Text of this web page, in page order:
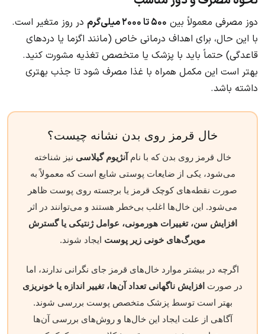
دوز مصرفی معمولاً بین ۵۰۰ تا ۲۰۰۰ میلی‌گرم
در روز متغیر است.
با این حال، برای اهداف درمانی خاص (مانند اگزما یا دردهای
قاعدگی) حتماً باید با پزشک یا متخصص تغذیه مشورت کنید.
بهتر است این مکمل همراه با غذا مصرف شود تا جذب بهتری
داشته باشد.
خال قرمز روی بدن نشانه چیست؟
خال قرمز روی بدن که با نام آنژیوم گیلاسی نیز شناخته
می‌شود، یکی از ضایعات پوستی شایع است که معمولاً به
صورت نقطه‌های کوچک قرمز یا برجسته روی پوست ظاهر
می‌شود. این خال‌ها اغلب بی‌خطر هستند و می‌توانند در اثر
افزایش سن، تغییرات هورمونی، عوامل ژنتیکی یا گسترش
مویرگ‌های خونی زیر پوست ایجاد شوند.
اگرچه در بیشتر موارد خال‌های قرمز جای نگرانی ندارند، اما
در صورت افزایش ناگهانی تعداد آن‌ها، تغییر اندازه یا خونریزی
بهتر است توسط پزشک متخصص پوست بررسی شوند.
آگاهی از علت ایجاد این خال‌ها و روش‌های بررسی آن‌ها